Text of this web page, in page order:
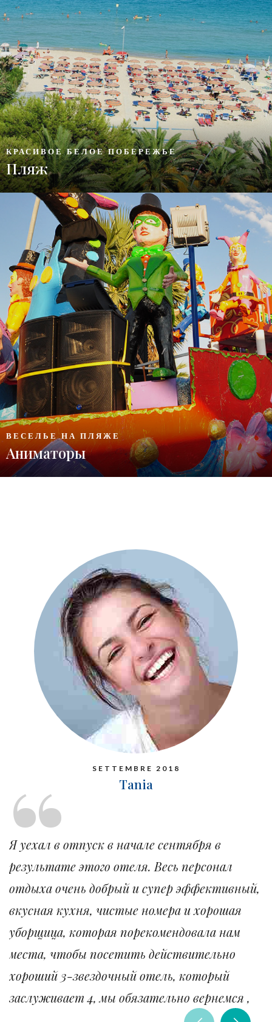
КРАСИВОЕ БЕЛОЕ ПОБЕРЕЖЬЕ
Пляж
ВЕСЕЛЬЕ НА ПЛЯЖЕ
Аниматоры
SETTEMBRE 2018
Tania
Я уехал в отпуск в начале сентября в
результате этого отеля. Весь персонал
отдыха очень добрый и супер эффективный,
вкусная кухня, чистые номера и хорошая
уборщица, которая порекомендовала нам
места, чтобы посетить действительно
хороший 3-звездочный отель, который
заслуживает 4, мы обязательно вернемся ,